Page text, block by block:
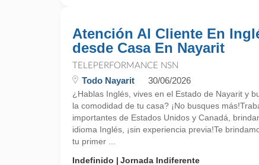
Atención Al Cliente En
desde Casa En Nayarit
TELEPERFORMANCE NSN
Todo Nayarit 30/06/2026
¿Hablas Inglés, vives en el Estado de Nayarit y
la comodidad de tu casa? ¡No busques
importantes de Estados Unidos y Canadá,
idioma Inglés, ¡sin experiencia previa!Te
tu primer ...
Indefinido
Jornada Indiferente